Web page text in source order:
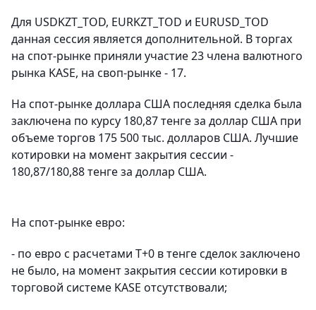
Для USDKZT_TOD, EURKZT_TOD и EURUSD_TOD
данная сессия является дополнительной. В торгах
на спот-рынке приняли участие 23 члена валютного
рынка KASE, на своп-рынке - 17.
На спот-рынке доллара США последняя сделка была
заключена по курсу 180,87 тенге за доллар США при
объеме торгов 175 500 тыс. долларов США. Лучшие
котировки на момент закрытия сессии -
180,87/180,88 тенге за доллар США.
На спот-рынке евро:
- по евро с расчетами Т+0 в тенге сделок заключено
не было, на момент закрытия сессии котировки в
торговой системе KASE отсутствовали;